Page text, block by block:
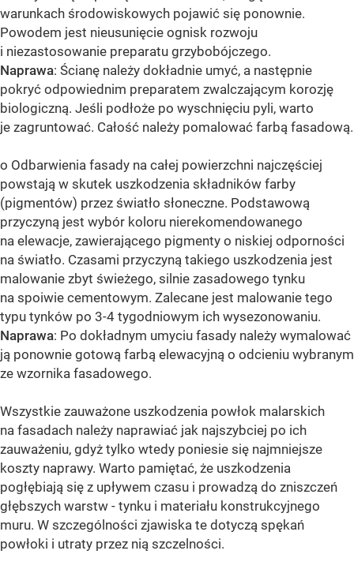
warunkach środowiskowych pojawić się ponownie.
Powodem jest nieusunięcie ognisk rozwoju
i niezastosowanie preparatu grzybobójczego.
Naprawa: Ścianę należy dokładnie umyć, a następnie
pokryć odpowiednim preparatem zwalczającym korozję
biologiczną. Jeśli podłoże po wyschnięciu pyli, warto
je zagruntować. Całość należy pomalować farbą fasadową.
o Odbarwienia fasady na całej powierzchni najczęściej
powstają w skutek uszkodzenia składników farby
(pigmentów) przez światło słoneczne. Podstawową
przyczyną jest wybór koloru nierekomendowanego
na elewacje, zawierającego pigmenty o niskiej odporności
na światło. Czasami przyczyną takiego uszkodzenia jest
malowanie zbyt świeżego, silnie zasadowego tynku
na spoiwie cementowym. Zalecane jest malowanie tego
typu tynków po 3-4 tygodniowym ich wysezonowaniu.
Naprawa: Po dokładnym umyciu fasady należy wymalować
ją ponownie gotową farbą elewacyjną o odcieniu wybranym
ze wzornika fasadowego.
Wszystkie zauważone uszkodzenia powłok malarskich
na fasadach należy naprawiać jak najszybciej po ich
zauważeniu, gdyż tylko wtedy poniesie się najmniejsze
koszty naprawy. Warto pamiętać, że uszkodzenia
pogłębiają się z upływem czasu i prowadzą do zniszczeń
głębszych warstw - tynku i materiału konstrukcyjnego
muru. W szczególności zjawiska te dotyczą spękań
powłoki i utraty przez nią szczelności.